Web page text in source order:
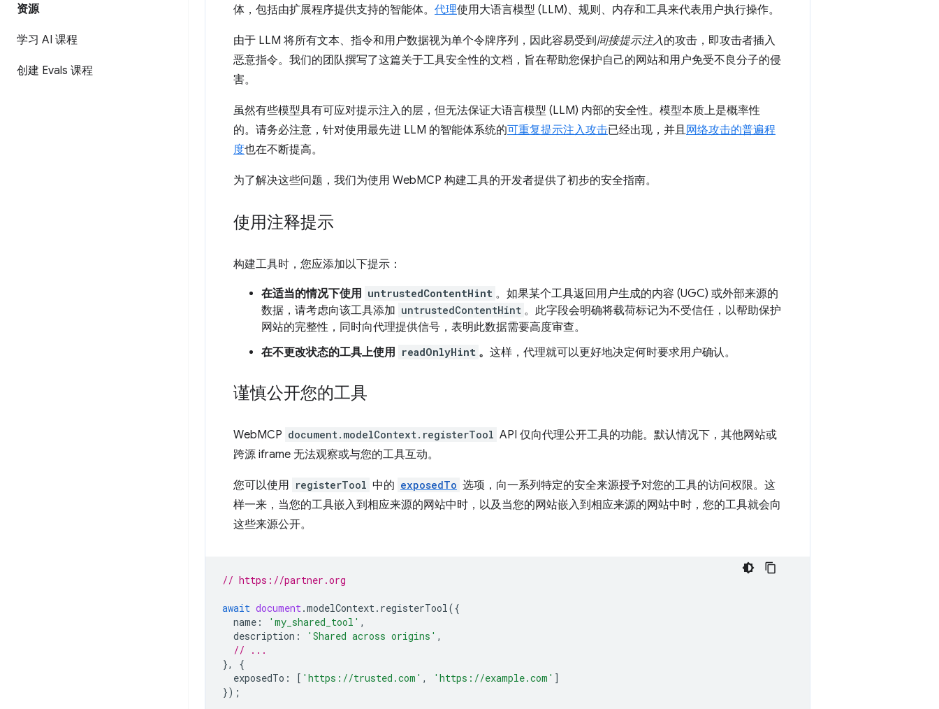
资源
学习 AI 课程
创建 Evals 课程
体，包括由扩展程序提供支持的智能体。 代理使用大语言模型 (LLM)、规则、内存和工具来代表用户执行操作。
由于 LLM 将所有文本、指令和用户数据视为单个令牌序列，因此容易受到间接提示注入的攻击，即攻击者插入
恶意指令。我们的团队撰写了这篇关于工具安全性的文档，旨在帮助您保护自己的网站和用户免受不良分子的侵
害。
虽然有些模型具有可应对提示注入的层，但无法保证大语言模型 (LLM) 内部的安全性。模型本质上是概率性
的。请务必注意，针对使用最先进 LLM 的智能体系统的可重复提示注入攻击已经出现，并且网络攻击的普遍程
度也在不断提高。
为了解决这些问题，我们为使用 WebMCP 构建工具的开发者提供了初步的安全指南。
使用注释提示
构建工具时，您应添加以下提示：
在适当的情况下使用 untrustedContentHint 。如果某个工具返回用户生成的内容 (UGC) 或外部来源的
数据，请考虑向该工具添加 untrustedContentHint 。此字段会明确将载荷标记为不受信任，以帮助保护
网站的完整性，同时向代理提供信号，表明此数据需要高度审查。
在不更改状态的工具上使用 readOnlyHint 。 这样，代理就可以更好地决定何时要求用户确认。
谨慎公开您的工具
WebMCP document.modelContext.registerTool API 仅向代理公开工具的功能。默认情况下，其他网站或
跨源 iframe 无法观察或与您的工具互动。
您可以使用 registerTool 中的 exposedTo 选项，向一系列特定的安全来源授予对您的工具的访问权限。这
样一来，当您的工具嵌入到相应来源的网站中时，以及当您的网站嵌入到相应来源的网站中时，您的工具就会向
这些来源公开。
// https://partner.org
await document.modelContext. registerTool({
name : 'my_shared_tool' ,
description : 'Shared across origins' ,
// ...
},
{
exposedTo : [ 'https://trusted.com' , 'https://example.com' ]
});